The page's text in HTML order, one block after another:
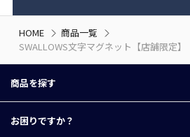
HOME
商品一覧
SWALLOWS文字マグネット【店舗限定】
商品を探す
お困りですか？